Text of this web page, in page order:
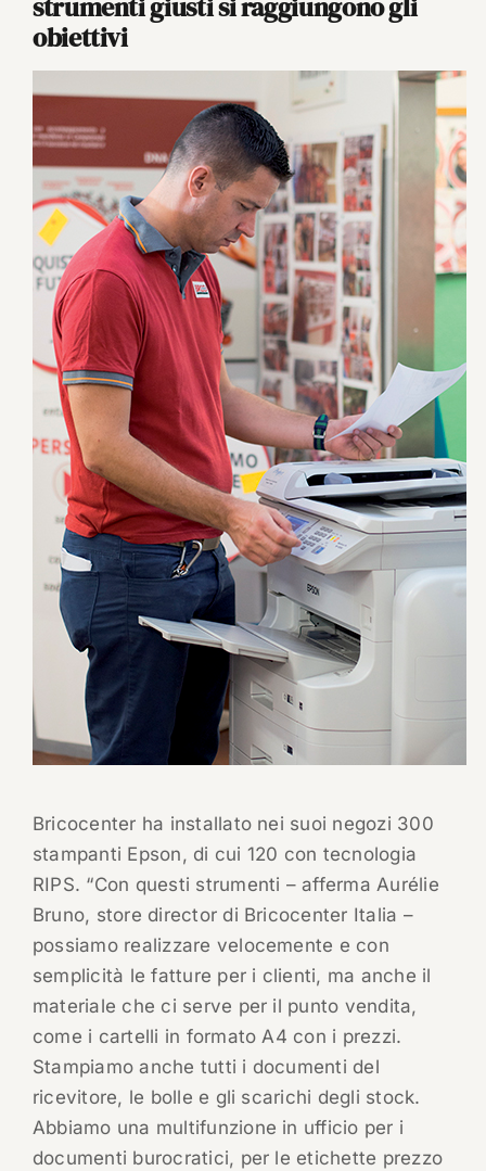
obiettivi
Bricocenter ha installato nei suoi negozi 300
stampanti Epson, di cui 120 con tecnologia
RIPS. “Con questi strumenti – afferma Aurélie
Bruno, store director di Bricocenter Italia –
possiamo realizzare velocemente e con
semplicità le fatture per i clienti, ma anche il
materiale che ci serve per il punto vendita,
come i cartelli in formato A4 con i prezzi.
Stampiamo anche tutti i documenti del
ricevitore, le bolle e gli scarichi degli stock.
Abbiamo una multifunzione in ufficio per i
documenti burocratici, per le etichette prezzo